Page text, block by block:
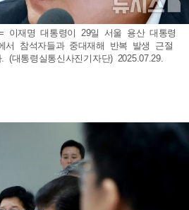
이재명 대통령이 29일 서울 용산 대통령
서 참석자들과 중대재해 반복 발생 근절
대통령실통신사진기자단) 2025.07.29.